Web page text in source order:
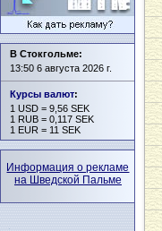
В Стокгольме:
13:50 6 августа 2026 г.
Курсы валют:
1 USD = 9,56 SEK
1 RUB = 0,117 SEK
1 EUR = 11 SEK
Информация о рекламе
на Шведской Пальме